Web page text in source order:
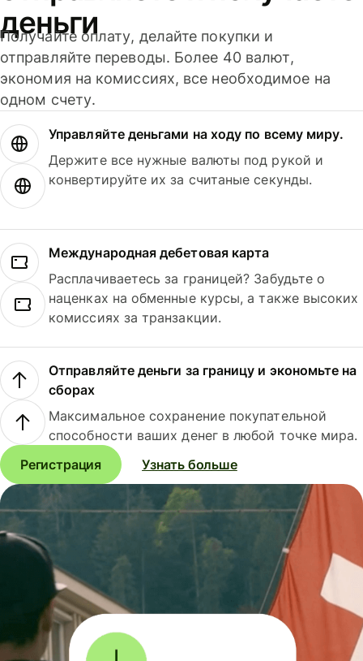
деньги
Получайте оплату, делайте покупки и
отправляйте переводы. Более 40 валют,
экономия на комиссиях, все необходимое на
одном счету.
Управляйте деньгами на ходу по всему миру.
Держите все нужные валюты под рукой и
конвертируйте их за считаные секунды.
Международная дебетовая карта
Расплачиваетесь за границей? Забудьте о
наценках на обменные курсы, а также высоких
комиссиях за транзакции.
Отправляйте деньги за границу и экономьте на
сборах
Максимальное сохранение покупательной
способности ваших денег в любой точке мира.
Регистрация
Узнать больше